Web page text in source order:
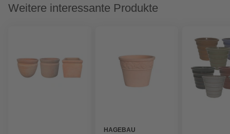
Weitere interessante Produkte
HAGEBAU